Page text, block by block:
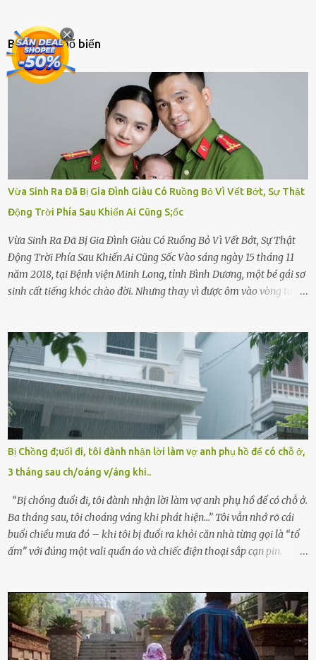
Bài đăng phổ biến
Vừa Sinh Ra Đã Bị Gia Đình Giàu Có Ruồng Bỏ Vì Vết Bớt, Sự Thật
Động Trời Phía Sau Khiến Ai Cũng S;ốc
Vừa Sinh Ra Đã Bị Gia Đình Giàu Có Ruồng Bỏ Vì Vết Bớt, Sự Thật
Động Trời Phía Sau Khiến Ai Cũng Sốc Vào sáng ngày 15 tháng 11
năm 2018, tại Bệnh viện Minh Long, tỉnh Bình Dương, một bé gái sơ
sinh cất tiếng khóc chào đời. Nhưng thay vì được ôm vào vòng tay
hảo, địa vị cao sang của ông Trần Quốc Tùng xem như điềm gở. Ông
Tùng, một doanh nhân quyền lực có tiếng ở Bình Dương, cùng vợ là
bà Đỗ Thị Nga, lập tức ra quyết định nhẫn tâm: bỏ lại đứa trẻ. Họ
viện cớ “không đủ khả năng nuôi dưỡng” và ký vào giấy từ chối
quyền giám hộ, yêu cầu bệnh viện xử lý bé như một trường hợp bị
bỏ rơi. Trong khi ấy, con gái ruột của họ – Trần Lệ Mi – vẫn đang
mê man sau sinh, hoàn toàn không hay biết chuyện gì xảy ra.
Thiếu úy Nguyễn Thị Mai, một nữ cảnh sát công tác tại địa phương,
tình cờ chứng kiến giây phút bé bị đưa đi trong lặng lẽ. Nét mặt đỏ
hỏn, bàn tay bé xíu co quắp, ...
Bị Chồng đ;uổi đi, tôi đành nhận lời làm vợ anh phụ hồ để có chỗ ở,
3 tháng sau ch/oáng v/áng khi..
“Bị chồng đuổi đi, tôi đành nhận lời làm vợ anh phụ hồ để có chỗ ở.
Ba tháng sau, tôi choáng váng khi phát hiện…” Tôi vẫn nhớ rõ cái
buổi chiều mưa đó – khi tôi bị đuổi ra khỏi căn nhà từng gọi là “tổ
ấm” với đúng một vali quần áo và chiếc điện thoại sắp cạn pin.
cưới cô để có con. Không phải để nuôi một cái thân bất tài chỉ biết
khóc lóc,” anh ta gằn giọng, đẩy mạnh cánh cửa trước mặt tôi.
Tiếng cánh cửa đóng lại, vang lên như một bản án lạnh lùng. Tôi
đứng chết lặng giữa cơn mưa, không biết đi đâu, về đâu. Bố mẹ tôi